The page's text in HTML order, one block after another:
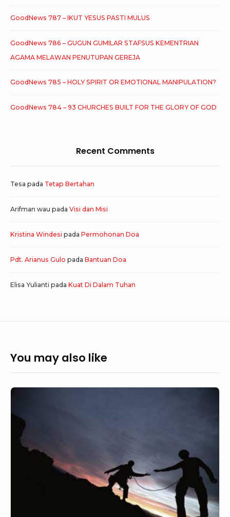
GoodNews 787 – IKUT YESUS PASTI MULUS
GoodNews 786 – GUGUN GUMILAR STAFSUS KEMENTRIAN
AGAMA MELAWAN PENUTUPAN GEREJA
GoodNews 785 – HOLY SPIRIT OR EMOTIONAL MANIPULATION?
GoodNews 784 – 93 CHURCHES BUILT FOR THE GLORY OF GOD
Recent Comments
Tesa pada Tetap Bertahan
Arifman wau pada Visi dan Misi
Kristina Windesi pada Permohonan Doa
Pdt. Arianus Gulo pada Bantuan Doa
Elisa Yulianti pada Kuat Di Dalam Tuhan
You may also like
Tidak
Batas
Kemampuan